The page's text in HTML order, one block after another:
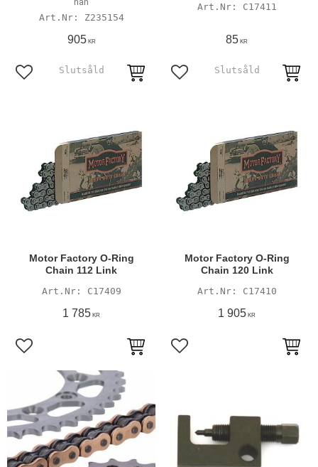
Z235154
905KR
Lägg till i favoriter
C17411
85 KR
Lägg till i favoriter
Motor Factory O-Ring
Chain 112 Link
C17409
1 785 KR
Lägg till i favoriter
Motor Factory O-Ring
Chain 120 Link
C17410
1 905 KR
Lägg till i favoriter